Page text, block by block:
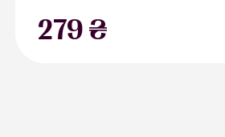
279 ₴
В наявності